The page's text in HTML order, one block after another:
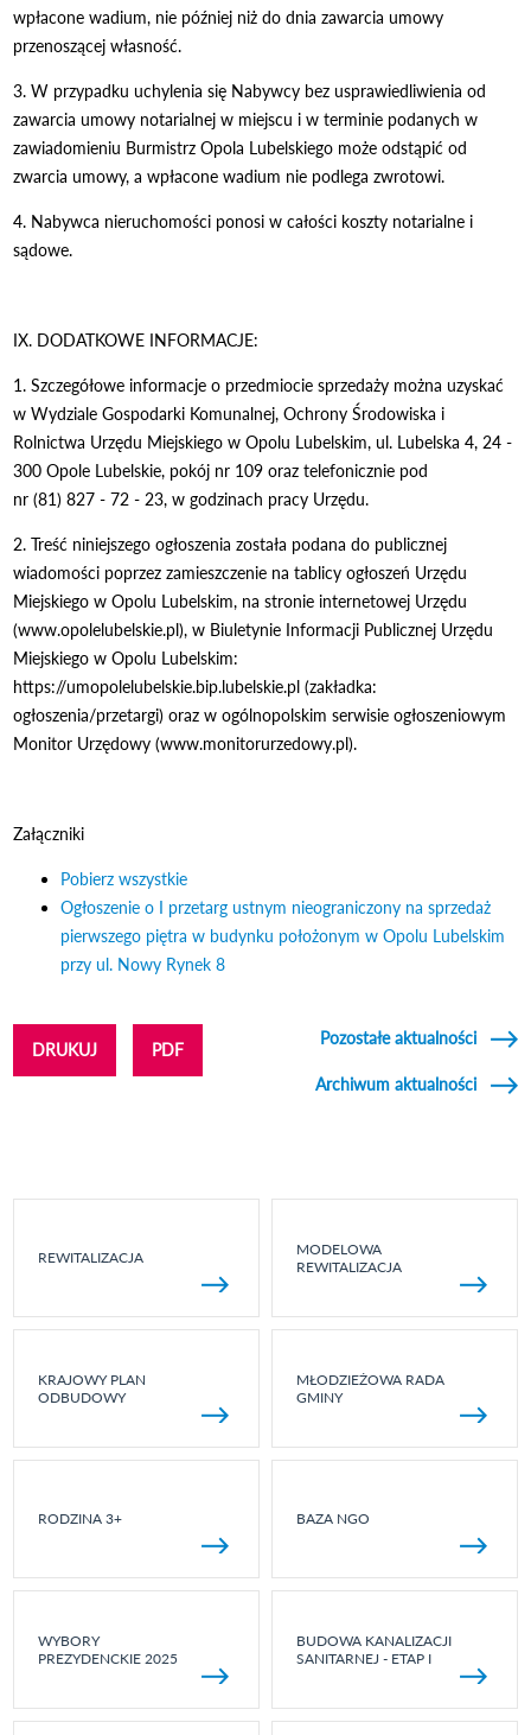
wpłacone wadium, nie później niż do dnia zawarcia umowy
przenoszącej własność.
3. W przypadku uchylenia się Nabywcy bez usprawiedliwienia od
zawarcia umowy notarialnej w miejscu i w terminie podanych w
zawiadomieniu Burmistrz Opola Lubelskiego może odstąpić od
zwarcia umowy, a wpłacone wadium nie podlega zwrotowi.
4. Nabywca nieruchomości ponosi w całości koszty notarialne i
sądowe.
IX. DODATKOWE INFORMACJE:
1. Szczegółowe informacje o przedmiocie sprzedaży można uzyskać
w Wydziale Gospodarki Komunalnej, Ochrony Środowiska i
Rolnictwa Urzędu Miejskiego w Opolu Lubelskim, ul. Lubelska 4, 24 -
300 Opole Lubelskie, pokój nr 109 oraz telefonicznie pod
nr (81) 827 - 72 - 23, w godzinach pracy Urzędu.
2. Treść niniejszego ogłoszenia została podana do publicznej
wiadomości poprzez zamieszczenie na tablicy ogłoszeń Urzędu
Miejskiego w Opolu Lubelskim, na stronie internetowej Urzędu
(www.opolelubelskie.pl), w Biuletynie Informacji Publicznej Urzędu
Miejskiego w Opolu Lubelskim:
https://umopolelubelskie.bip.lubelskie.pl (zakładka:
ogłoszenia/przetargi) oraz w ogólnopolskim serwisie ogłoszeniowym
Monitor Urzędowy (www.monitorurzedowy.pl).
Załączniki
Pobierz wszystkie
Ogłoszenie o I przetarg ustnym nieograniczony na sprzedaż
pierwszego piętra w budynku położonym w Opolu Lubelskim
przy ul. Nowy Rynek 8
DRUKUJ PDF
Pozostałe aktualności
Archiwum aktualności
REWITALIZACJA
MODELOWA
REWITALIZACJA
KRAJOWY PLAN
ODBUDOWY
MŁODZIEŻOWA RADA
GMINY
RODZINA 3+ BAZA NGO
WYBORY
PREZYDENCKIE 2025
BUDOWA KANALIZACJI
SANITARNEJ - ETAP I